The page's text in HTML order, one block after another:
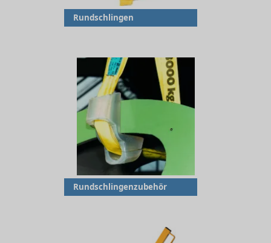
Rundschlingen
Rundschlingenzubehör